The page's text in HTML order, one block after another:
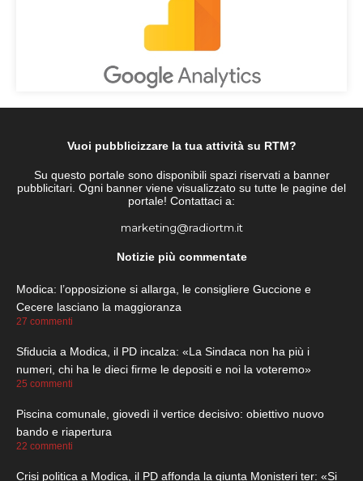
Vuoi pubblicizzare la tua attività su RTM?
Su questo portale sono disponibili spazi riservati a banner
pubblicitari. Ogni banner viene visualizzato su tutte le pagine del
portale! Contattaci a:
marketing@radiortm.it
Notizie più commentate
Modica: l’opposizione si allarga, le consigliere Guccione e
Cecere lasciano la maggioranza
27 commenti
Sfiducia a Modica, il PD incalza: «La Sindaca non ha più i
numeri, chi ha le dieci firme le depositi e noi la voteremo»
25 commenti
Piscina comunale, giovedì il vertice decisivo: obiettivo nuovo
bando e riapertura
22 commenti
Crisi politica a Modica, il PD affonda la giunta Monisteri ter: «Si